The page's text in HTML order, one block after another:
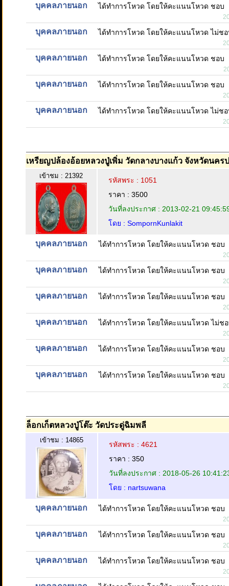
บุคคลภายนอก ได้ทำการโหวด โดยให้คะแนนโหวด ชอบ
บุคคลภายนอก ได้ทำการโหวด โดยให้คะแนนโหวด ไม่ช
บุคคลภายนอก ได้ทำการโหวด โดยให้คะแนนโหวด ชอบ
บุคคลภายนอก ได้ทำการโหวด โดยให้คะแนนโหวด ชอบ
บุคคลภายนอก ได้ทำการโหวด โดยให้คะแนนโหวด ไม่ช
เหรียญปล้องอ้อยหลวงปู่เพิ่ม วัดกลางบางแก้ว จังหวัดนคร
เข้าชม : 21392
รหัสพระ : 1051
ราคา : 3500
วันที่ลงประกาศ : 2013-02-21
โดย : SompornKunlakit
บุคคลภายนอก ได้ทำการโหวด โดยให้คะแนนโหวด ชอบ
บุคคลภายนอก ได้ทำการโหวด โดยให้คะแนนโหวด ชอบ
บุคคลภายนอก ได้ทำการโหวด โดยให้คะแนนโหวด ชอบ
บุคคลภายนอก ได้ทำการโหวด โดยให้คะแนนโหวด ไม่ช
บุคคลภายนอก ได้ทำการโหวด โดยให้คะแนนโหวด ชอบ
บุคคลภายนอก ได้ทำการโหวด โดยให้คะแนนโหวด ชอบ
ล็อกเก็ตหลวงปู่โต๊ะ วัดประดู่ฉิมพลี
เข้าชม : 14865
รหัสพระ : 4621
ราคา : 350
วันที่ลงประกาศ : 2018-05-26
โดย : nartsuwana
บุคคลภายนอก ได้ทำการโหวด โดยให้คะแนนโหวด ชอบ
บุคคลภายนอก ได้ทำการโหวด โดยให้คะแนนโหวด ชอบ
บุคคลภายนอก ได้ทำการโหวด โดยให้คะแนนโหวด ชอบ